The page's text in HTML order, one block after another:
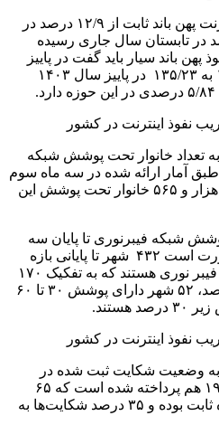
براساس این گزارش، نفوذ اینترنت پهن باند ثابت از ۱۲/۹ درصد در
۱۴۰۲ به ۱۲/۹۷ درصد در تابستان سال جاری رسیده
باند سیار باید گفت در پاییز
سال گذشته (۱۴۰۲ ) از ۱۲۷/۷۷ به ۱۳۵/۲۳ در پاییز سال ۱۴۰۳
تعداد خانوار تحت پوشش شبکه
آمار ارائه شده در سه ماه سوم
سال جاری هشت میلیون و ۶۹ هزار و ۵۶۵ خانوار تحت پوشش این
شبکه فیبرنوری تا پایان سه
ماه سوم سال ۱۴۰۳ به این صورت است ۴۳۲ شهر تا پایانی بازه
زمانی گفته شده دارای پوشش فیبر نوری هستند که به تفکیک ۱۷۰
شهر دارای پوشش بالای ۶۰ درصد، ۵۲ شهر دارای پوشش ۳۰ تا ۶۰
وضعیت شکایت ثبت شده در
حوزه ثابت و سیار در سامانه ۱۹۵ هم پرداخته شده است که ۶۵
درصد شکایت‌ها متعلق به حوزه ثابت بوده و ۳۵ درصد شکایت‌ها به